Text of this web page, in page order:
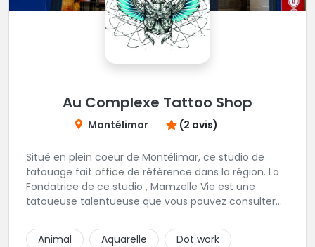
Au Complexe Tattoo Shop
Montélimar (2 avis)
Situé en plein coeur de Montélimar, ce studio de
tatouage fait office de référence dans la région. La
Fondatrice de ce studio , Mamzelle Vie est une
tatoueuse talentueuse que vous pouvez consulter
Animal
Aquarelle
Dot work